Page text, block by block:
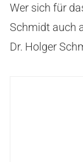
Wer sich für
Schmidt auch
Dr. Holger